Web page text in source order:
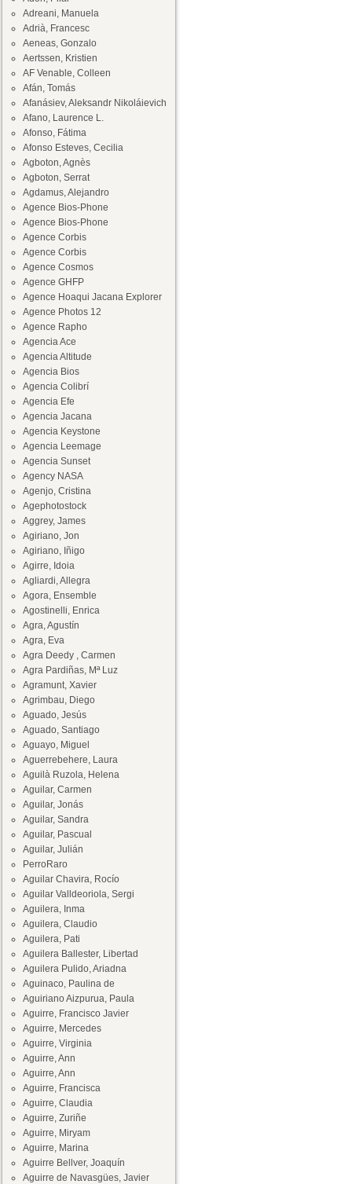
Adreani, Manuela
Adrià, Francesc
Aeneas, Gonzalo
Aertssen, Kristien
AF Venable, Colleen
Afán, Tomás
Afanásiev, Aleksandr Nikoláievich
Afano, Laurence L.
Afonso, Fátima
Afonso Esteves, Cecilia
Agboton, Agnès
Agboton, Serrat
Agdamus, Alejandro
Agence Bios-Phone
Agence Bios-Phone
Agence Corbis
Agence Corbis
Agence Cosmos
Agence GHFP
Agence Hoaqui Jacana Explorer
Agence Photos 12
Agence Rapho
Agencia Ace
Agencia Altitude
Agencia Bios
Agencia Colibrí
Agencia Efe
Agencia Jacana
Agencia Keystone
Agencia Leemage
Agencia Sunset
Agency NASA
Agenjo, Cristina
Agephotostock
Aggrey, James
Agiriano, Jon
Agiriano, Iñigo
Agirre, Idoia
Agliardi, Allegra
Agora, Ensemble
Agostinelli, Enrica
Agra, Agustín
Agra, Eva
Agra Deedy , Carmen
Agra Pardiñas, Mª Luz
Agramunt, Xavier
Agrimbau, Diego
Aguado, Jesús
Aguado, Santiago
Aguayo, Miguel
Aguerrebehere, Laura
Aguilà Ruzola, Helena
Aguilar, Carmen
Aguilar, Jonás
Aguilar, Sandra
Aguilar, Pascual
Aguilar, Julián
PerroRaro
Aguilar Chavira, Rocío
Aguilar Valldeoriola, Sergi
Aguilera, Inma
Aguilera, Claudio
Aguilera, Pati
Aguilera Ballester, Libertad
Aguilera Pulido, Ariadna
Aguinaco, Paulina de
Aguiriano Aizpurua, Paula
Aguirre, Francisco Javier
Aguirre, Mercedes
Aguirre, Virginia
Aguirre, Ann
Aguirre, Ann
Aguirre, Francisca
Aguirre, Claudia
Aguirre, Zuriñe
Aguirre, Miryam
Aguirre, Marina
Aguirre Bellver, Joaquín
Aguirre de Navasgües, Javier